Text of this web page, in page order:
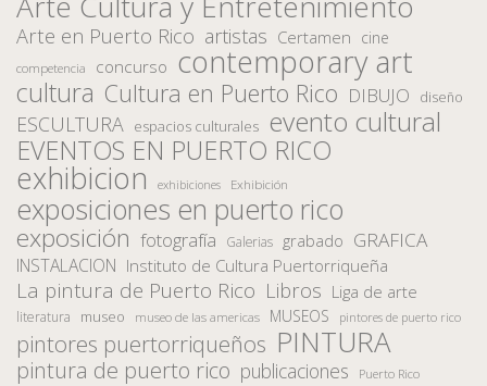
Arte en Puerto Rico artistas Certamen cine
competencia concurso contemporary art
cultura Cultura en Puerto Rico DIBUJO diseño
ESCULTURA espacios culturales evento cultural
EVENTOS EN PUERTO RICO
exhibicion exhibiciones Exhibición
exposiciones en puerto rico
exposición fotografía Galerias grabado GRAFICA
INSTALACION Instituto de Cultura Puertorriqueña
La pintura de Puerto Rico Libros Liga de arte
literatura museo museo de las americas MUSEOS pintores de puerto rico
pintores puertorriqueños PINTURA
pintura de puerto rico publicaciones Puerto Rico